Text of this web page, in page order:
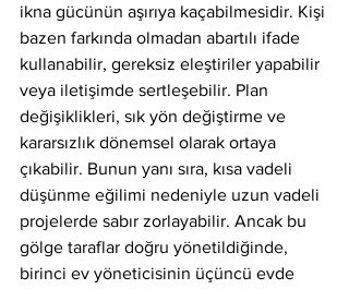
ikna gücünün aşırıya kaçabilmesidir. Kişi
bazen farkında olmadan abartılı ifade
kullanabilir, gereksiz eleştiriler yapabilir
veya iletişimde sertleşebilir. Plan
değişiklikleri, sık yön değiştirme ve
kararsızlık dönemsel olarak ortaya
çıkabilir. Bunun yanı sıra, kısa vadeli
düşünme eğilimi nedeniyle uzun vadeli
projelerde sabır zorlayabilir. Ancak bu
gölge taraflar doğru yönetildiğinde,
birinci ev yöneticisinin üçüncü evde